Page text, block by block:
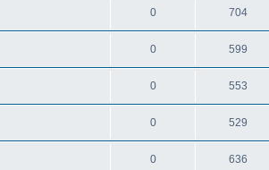
0 704
0 599
0 553
0 529
0 636